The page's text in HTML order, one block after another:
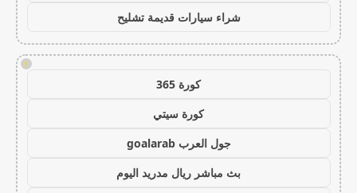
شراء سيارات قديمة تشليح
!
كورة 365
كورة سيتي
جول العرب goalarab
بث مباشر ريال مدريد اليوم